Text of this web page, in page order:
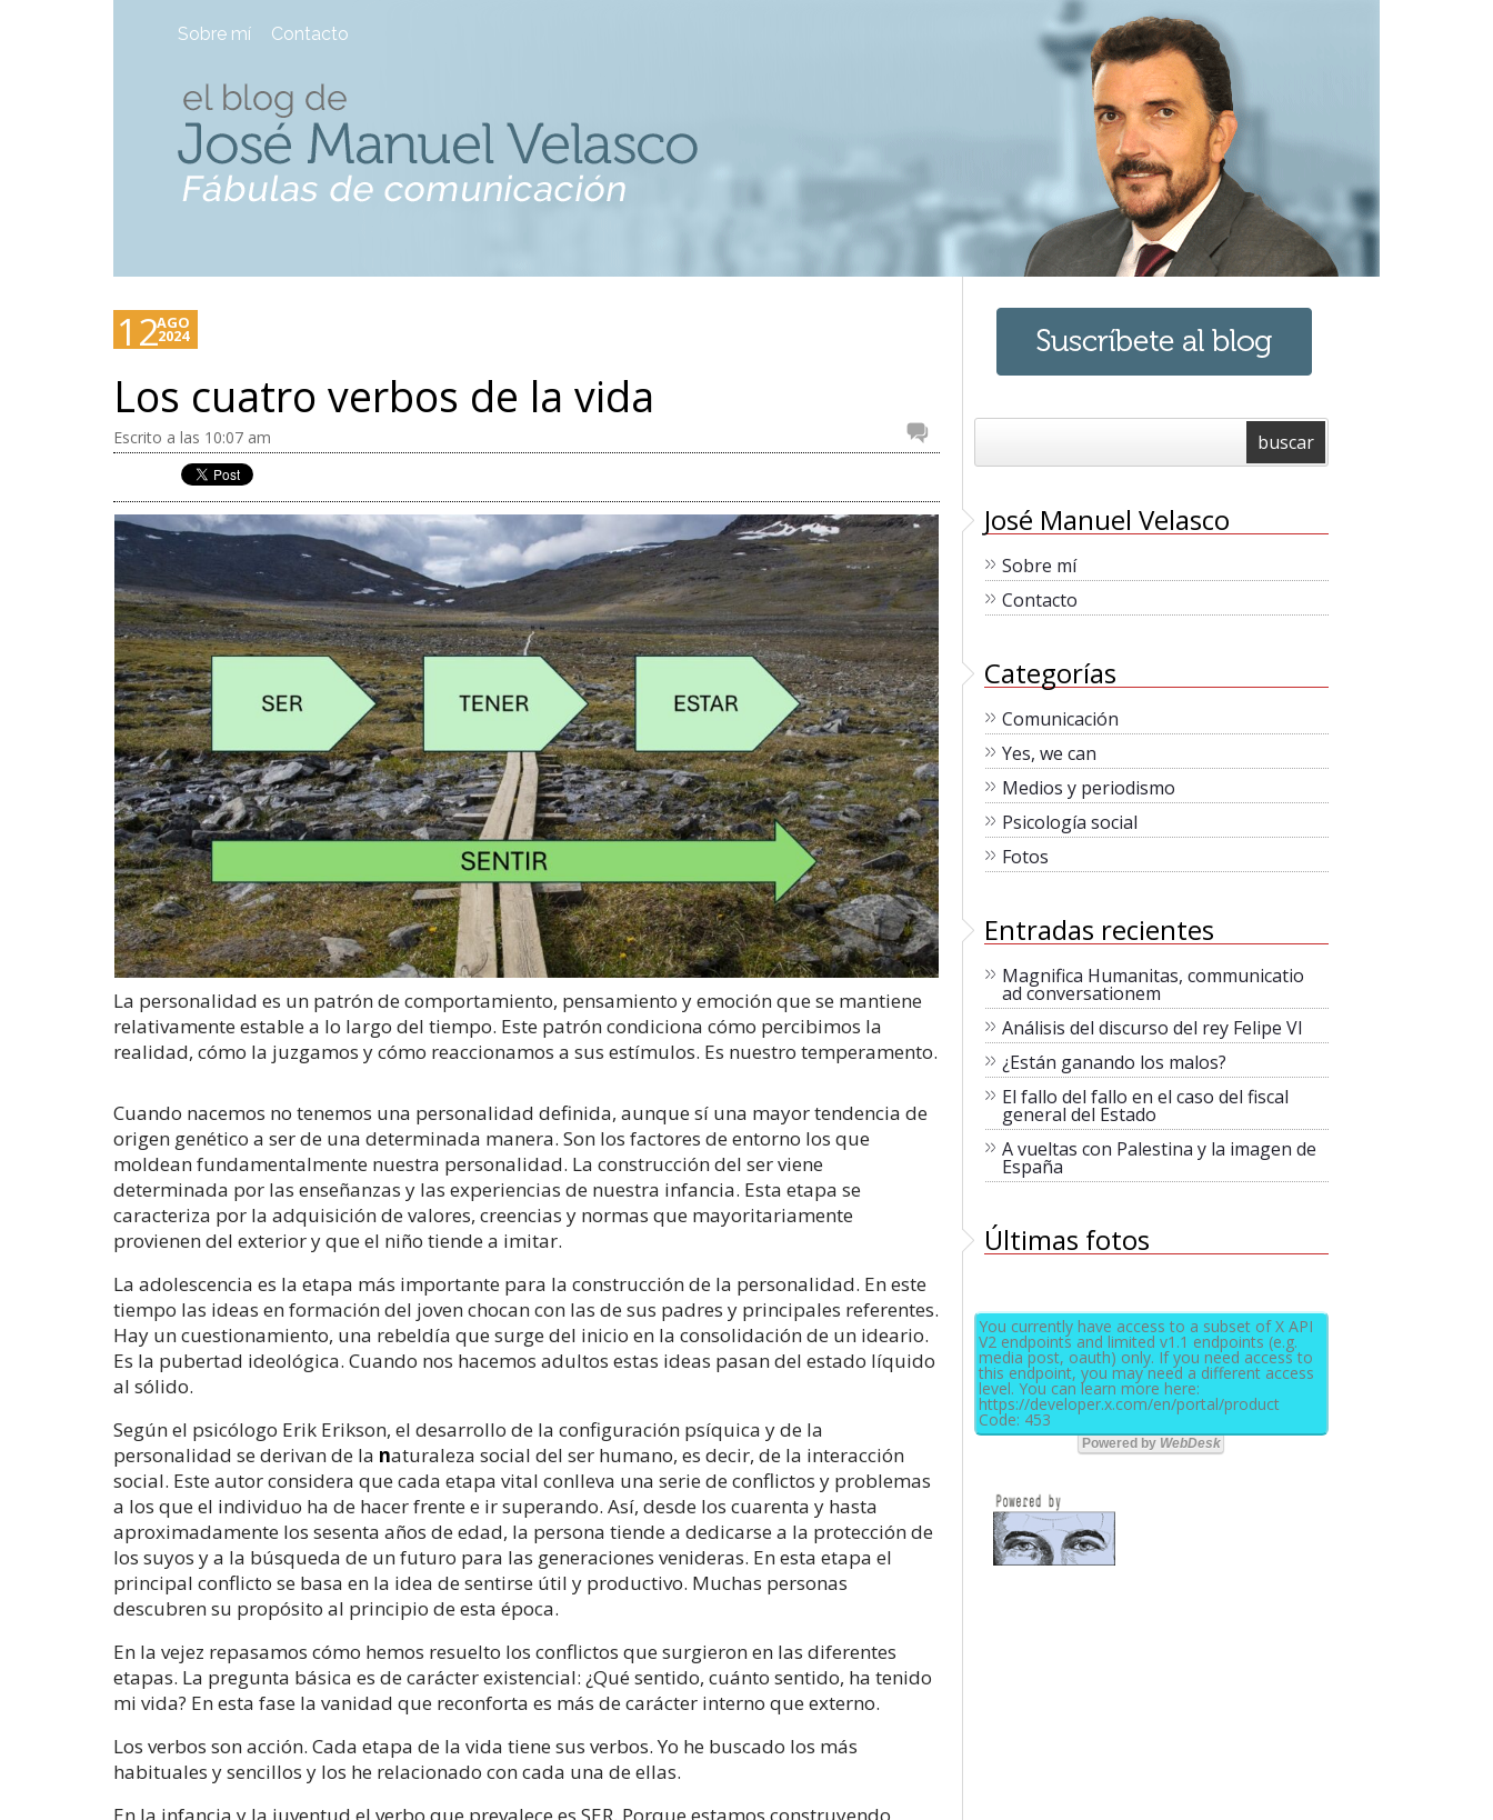
Sobre mí Contacto
12AGO
2024
Los cuatro verbos de la vida
Escrito a las 10:07 am
La personalidad es un patrón de comportamiento, pensamiento y emoción que se mantiene
relativamente estable a lo largo del tiempo. Este patrón condiciona cómo percibimos la
realidad, cómo la juzgamos y cómo reaccionamos a sus estímulos. Es nuestro temperamento.
Cuando nacemos no tenemos una personalidad definida, aunque sí una mayor tendencia de
origen genético a ser de una determinada manera. Son los factores de entorno los que
moldean fundamentalmente nuestra personalidad. La construcción del ser viene
determinada por las enseñanzas y las experiencias de nuestra infancia. Esta etapa se
caracteriza por la adquisición de valores, creencias y normas que mayoritariamente
provienen del exterior y que el niño tiende a imitar.
La adolescencia es la etapa más importante para la construcción de la personalidad. En este
tiempo las ideas en formación del joven chocan con las de sus padres y principales referentes.
Hay un cuestionamiento, una rebeldía que surge del inicio en la consolidación de un ideario.
Es la pubertad ideológica. Cuando nos hacemos adultos estas ideas pasan del estado líquido
al sólido.
Según el psicólogo Erik Erikson, el desarrollo de la configuración psíquica y de la
personalidad se derivan de la naturaleza social del ser humano, es decir, de la interacción
social. Este autor considera que cada etapa vital conlleva una serie de conflictos y problemas
a los que el individuo ha de hacer frente e ir superando. Así, desde los cuarenta y hasta
aproximadamente los sesenta años de edad, la persona tiende a dedicarse a la protección de
los suyos y a la búsqueda de un futuro para las generaciones venideras. En esta etapa el
principal conflicto se basa en la idea de sentirse útil y productivo. Muchas personas
descubren su propósito al principio de esta época.
En la vejez repasamos cómo hemos resuelto los conflictos que surgieron en las diferentes
etapas. La pregunta básica es de carácter existencial: ¿Qué sentido, cuánto sentido, ha tenido
mi vida? En esta fase la vanidad que reconforta es más de carácter interno que externo.
Los verbos son acción. Cada etapa de la vida tiene sus verbos. Yo he buscado los más
habituales y sencillos y los he relacionado con cada una de ellas.
José Manuel Velasco
Sobre mí
Contacto
Categorías
Comunicación
Yes, we can
Medios y periodismo
Psicología social
Fotos
Entradas recientes
Magnifica Humanitas, communicatio
ad conversationem
Análisis del discurso del rey Felipe VI
¿Están ganando los malos?
El fallo del fallo en el caso del fiscal
general del Estado
A vueltas con Palestina y la imagen de
España
Últimas fotos
You currently have access to a subset of X API
V2 endpoints and limited v1.1 endpoints (e.g.
media post, oauth) only. If you need access to
this endpoint, you may need a different access
level. You can learn more here:
https://developer.x.com/en/portal/product
Code: 453
Powered by WebDesk